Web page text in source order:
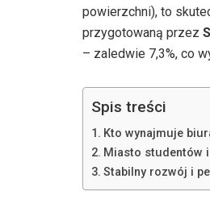
powierzchni), to
przygotowaną przez
– zaledwie 7,3%, co
Spis treści
Kto wynajmuje
Miasto studentów
Stabilny rozwój i